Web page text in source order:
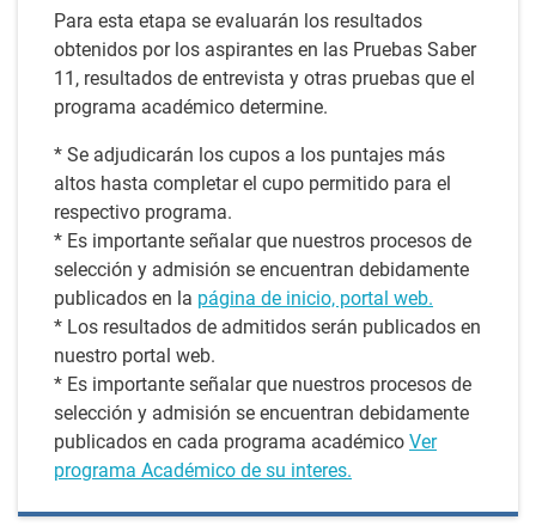
Para esta etapa se evaluarán los resultados
obtenidos por los aspirantes en las Pruebas Saber
11, resultados de entrevista y otras pruebas que el
programa académico determine.
* Se adjudicarán los cupos a los puntajes más
altos hasta completar el cupo permitido para el
respectivo programa.
* Es importante señalar que nuestros procesos de
selección y admisión se encuentran debidamente
publicados en la página de inicio, portal web.
* Los resultados de admitidos serán publicados en
nuestro portal web.
* Es importante señalar que nuestros procesos de
selección y admisión se encuentran debidamente
publicados en cada programa académico Ver
programa Académico de su interes.